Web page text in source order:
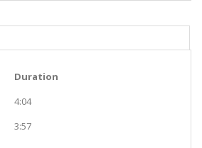
Duration
4:04
3:57